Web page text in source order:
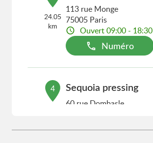
24.05
km
113 rue Monge
75005 Paris
Ouvert 09:00 - 18:30
Numéro
4 Sequoia pressing
60 rue Dombasle